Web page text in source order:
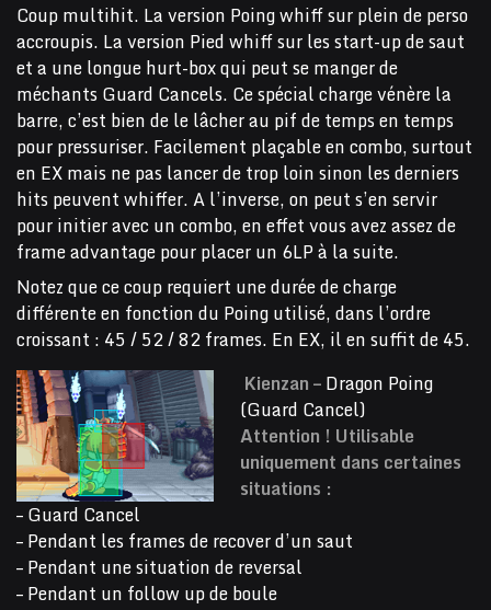
Coup multihit. La version Poing whiff sur plein de perso
accroupis. La version Pied whiff sur les start-up de saut
et a une longue hurt-box qui peut se manger de
méchants Guard Cancels. Ce spécial charge vénère la
barre, c’est bien de le lâcher au pif de temps en temps
pour pressuriser. Facilement plaçable en combo, surtout
en EX mais ne pas lancer de trop loin sinon les derniers
hits peuvent whiffer. A l’inverse, on peut s’en servir
pour initier avec un combo, en effet vous avez assez de
frame advantage pour placer un 6LP à la suite.
Notez que ce coup requiert une durée de charge
différente en fonction du Poing utilisé, dans l’ordre
croissant : 45 / 52 / 82 frames. En EX, il en suffit de 45.
Kienzan –Dragon Poing
(Guard Cancel)
Attention ! Utilisable
uniquement dans certaines
situations :
– Guard Cancel
– Pendant les frames de recover d’un saut
– Pendant une situation de reversal
– Pendant un follow up de boule